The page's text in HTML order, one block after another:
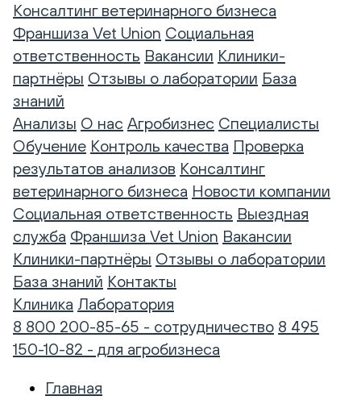
Консалтинг ветеринарного бизнеса
Франшиза Vet Union Социальная
ответственность Вакансии Клиники-
партнёры Отзывы о лаборатории База
знаний
Анализы О нас Агробизнес Специалисты
Обучение Контроль качества Проверка
результатов анализов Консалтинг
ветеринарного бизнеса Новости компании
Социальная ответственность Выездная
служба Франшиза Vet Union Вакансии
Клиники-партнёры Отзывы о лаборатории
База знаний Контакты
Клиника Лаборатория
8 800 200-85-65 - сотрудничество 8 495
150-10-82 - для агробизнеса
Главная